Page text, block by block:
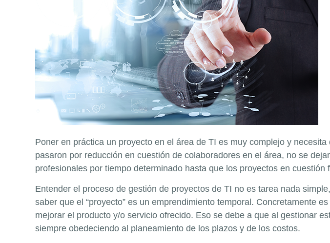
Poner en práctica un proyecto en el área de TI es muy complejo y
pasaron por reducción en cuestión de colaboradores en el área, no se
profesionales por tiempo determinado hasta que los proyectos en cuestión
Entender el proceso de gestión de proyectos de TI no es tarea nada
saber que el “proyecto” es un emprendimiento temporal. Concretamente
mejorar el producto y/o servicio ofrecido. Eso se debe a que al gestionar
siempre obedeciendo al planeamiento de los plazos y de los costos.